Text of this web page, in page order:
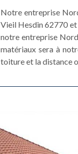
Notre entreprise
Vieil Hesdin 62770 et
notre entreprise
matériaux sera à
toiture et la distance